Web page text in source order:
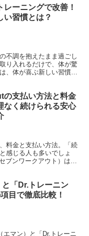
レーニングで改善！
い習慣とは？
不調を抱えたまま過ごし
り入れるだけで、体が驚
、体が喜ぶ新しい習慣と
の支払い方法と料金
なく続けられる安心
料金と支払い方法。「続
感じる人も多いでしょ
ブンワークアウト）は、
と「Dr.トレーニン
目で徹底比較！
エマン）と「Dr.トレーニ